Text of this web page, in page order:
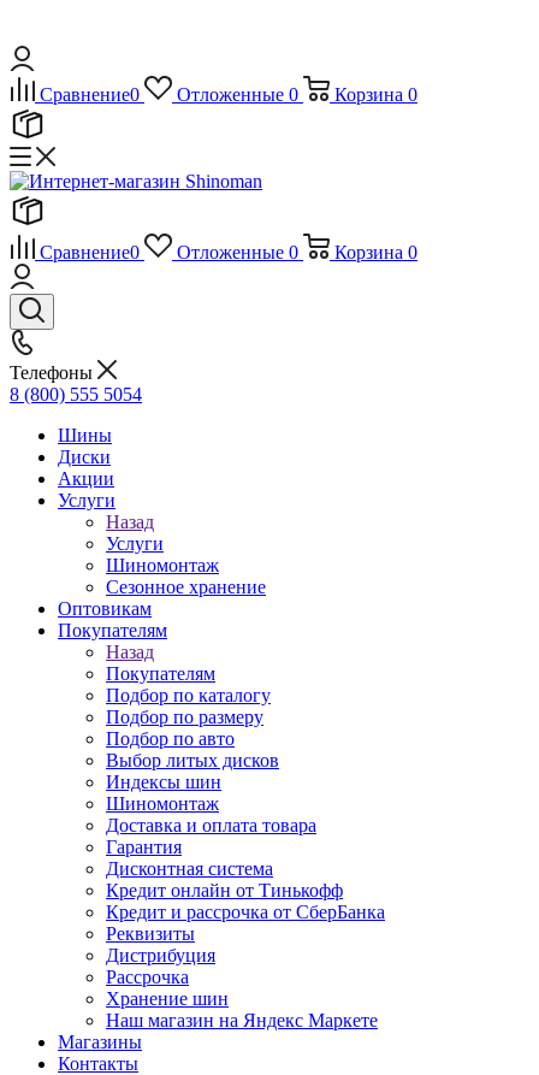
Сравнение0 Отложенные 0 Корзина 0
Сравнение0 Отложенные 0 Корзина 0
Телефоны
8 (800) 555 5054
Шины
Диски
Акции
Услуги
Назад
Услуги
Шиномонтаж
Сезонное хранение
Оптовикам
Покупателям
Назад
Покупателям
Подбор по каталогу
Подбор по размеру
Подбор по авто
Выбор литых дисков
Индексы шин
Шиномонтаж
Доставка и оплата товара
Гарантия
Дисконтная система
Кредит онлайн от Тинькофф
Кредит и рассрочка от СберБанка
Реквизиты
Дистрибуция
Рассрочка
Хранение шин
Наш магазин на Яндекс Маркете
Магазины
Контакты